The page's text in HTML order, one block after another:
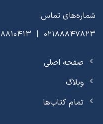
شماره‌های تماس:
02188847823 | 02188810413
صفحه اصلی
وبلاگ
تمام کتاب‌ها